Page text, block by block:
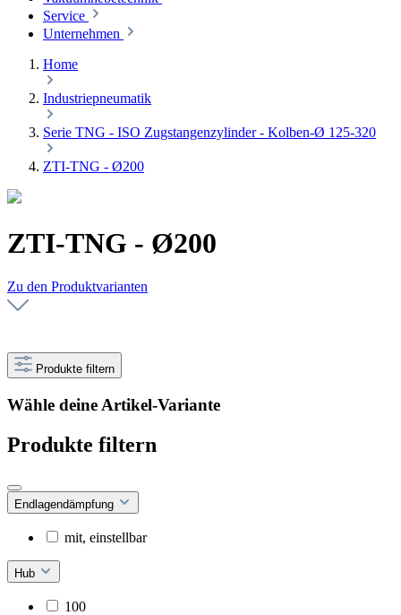
Service
Unternehmen
Home
Industriepneumatik
Serie TNG - ISO Zugstangenzylinder - Kolben-Ø 125-320
ZTI-TNG - Ø200
ZTI-TNG - Ø200
Zu den Produktvarianten
Produkte filtern
Wähle deine Artikel-Variante
Produkte filtern
Endlagendämpfung
mit, einstellbar
Hub
100